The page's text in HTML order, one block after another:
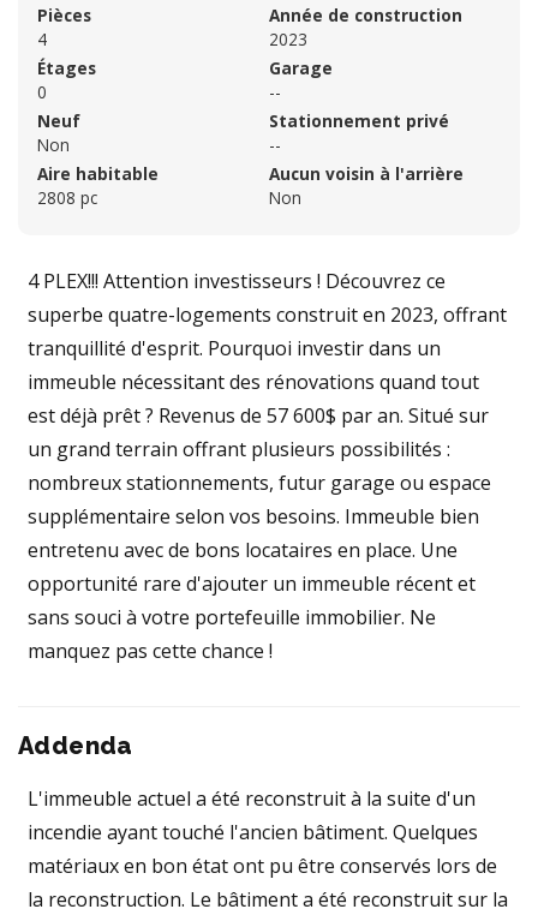
Pièces
4
Étages
0
Neuf
Non
Aire habitable
2808 pc
Année de construction
2023
Garage
--
Stationnement privé
--
Aucun voisin à l'arrière
Non
4 PLEX!!! Attention investisseurs ! Découvrez ce
superbe quatre-logements construit en 2023, offrant
tranquillité d'esprit. Pourquoi investir dans un
immeuble nécessitant des rénovations quand tout
est déjà prêt ? Revenus de 57 600$ par an. Situé sur
un grand terrain offrant plusieurs possibilités :
nombreux stationnements, futur garage ou espace
supplémentaire selon vos besoins. Immeuble bien
entretenu avec de bons locataires en place. Une
opportunité rare d'ajouter un immeuble récent et
sans souci à votre portefeuille immobilier. Ne
manquez pas cette chance !
Addenda
L'immeuble actuel a été reconstruit à la suite d'un
incendie ayant touché l'ancien bâtiment. Quelques
matériaux en bon état ont pu être conservés lors de
la reconstruction. Le bâtiment a été reconstruit sur la